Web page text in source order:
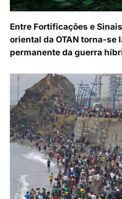
Entre Fortificações e
oriental da OTAN torna-se
permanente da guerra